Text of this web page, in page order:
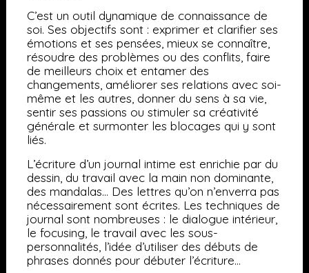
C’est un outil dynamique de connaissance de
soi. Ses objectifs sont : exprimer et clarifier ses
émotions et ses pensées, mieux se connaître,
résoudre des problèmes ou des conflits, faire
de meilleurs choix et entamer des
changements, améliorer ses relations avec soi-
même et les autres, donner du sens à sa vie,
sentir ses passions ou stimuler sa créativité
générale et surmonter les blocages qui y sont
liés.
L’écriture d’un journal intime est enrichie par du
dessin, du travail avec la main non dominante,
des mandalas… Des lettres qu’on n’enverra pas
nécessairement sont écrites. Les techniques de
journal sont nombreuses : le dialogue intérieur,
le focusing, le travail avec les sous-
personnalités, l’idée d’utiliser des débuts de
phrases donnés pour débuter l’écriture…